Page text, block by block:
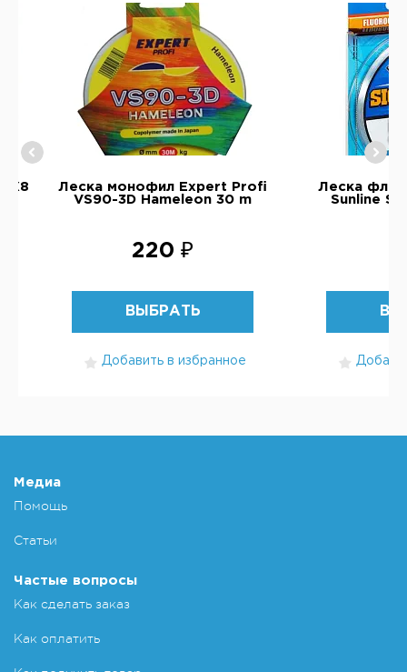
X8
Леска монофил Expert Profi
VS90-3D Hameleon 30 m
220 ₽
ВЫБРАТЬ
Добавить в избранное
Леска
Sunline
Медиа
Помощь
Статьи
Частые вопросы
Как сделать заказ
Как оплатить